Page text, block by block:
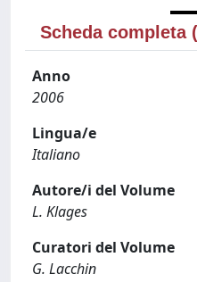
Scheda completa
Anno
2006
Lingua/e
Italiano
Autore/i del Volume
L. Klages
Curatori del Volume
G. Lacchin